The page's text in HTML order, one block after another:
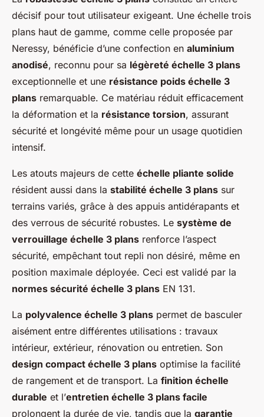
décisif pour tout utilisateur exigeant. Une échelle trois
plans haut de gamme, comme celle proposée par
Neressy, bénéficie d’une confection en aluminium
anodisé, reconnu pour sa légèreté échelle 3 plans
exceptionnelle et une résistance poids échelle 3
plans remarquable. Ce matériau réduit efficacement
la déformation et la résistance torsion, assurant
sécurité et longévité même pour un usage quotidien
intensif.
Les atouts majeurs de cette échelle pliante solide
résident aussi dans la stabilité échelle 3 plans sur
terrains variés, grâce à des appuis antidérapants et
des verrous de sécurité robustes. Le système de
verrouillage échelle 3 plans renforce l’aspect
sécurité, empêchant tout repli non désiré, même en
position maximale déployée. Ceci est validé par la
normes sécurité échelle 3 plans EN 131.
La polyvalence échelle 3 plans permet de basculer
aisément entre différentes utilisations : travaux
intérieur, extérieur, rénovation ou entretien. Son
design compact échelle 3 plans optimise la facilité
de rangement et de transport. La finition échelle
durable et l’entretien échelle 3 plans facile
prolongent la durée de vie, tandis que la garantie